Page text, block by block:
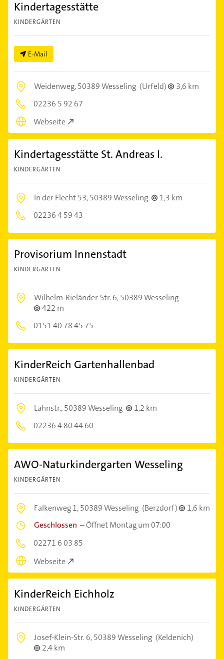
Kindertagesstätte
KINDERGÄRTEN
E-Mail
Weidenweg,50389 Wesseling (Urfeld)
3,6 km
02236 5 92 67
Webseite
Kindertagesstätte St. Andreas I.
KINDERGÄRTEN
In der Flecht 53,50389 Wesseling
1,3 km
02236 4 59 43
Provisorium Innenstadt
KINDERGÄRTEN
Wilhelm-Rieländer-Str. 6,50389 Wesseling
422 m
0151 40 78 45 75
KinderReich Gartenhallenbad
KINDERGÄRTEN
Lahnstr.,50389 Wesseling
1,2 km
02236 4 80 44 60
AWO-Naturkindergarten Wesseling
KINDERGÄRTEN
Falkenweg 1,50389 Wesseling (Berzdorf)
1,6 km
Geschlossen –Öffnet Montag um 07:00
02271 6 03 85
Webseite
KinderReich Eichholz
KINDERGÄRTEN
Josef-Klein-Str. 6,50389 Wesseling (Keldenich)
2,4 km